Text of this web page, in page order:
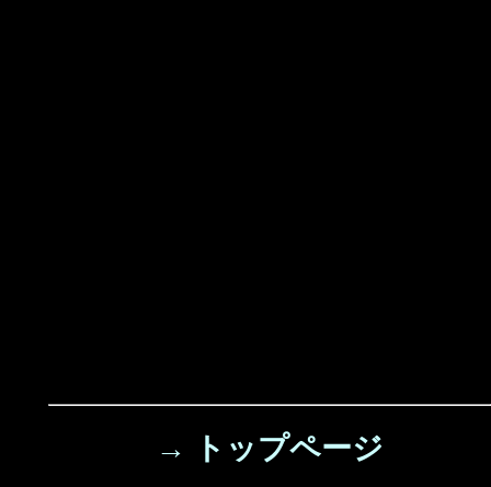
→ トップページ